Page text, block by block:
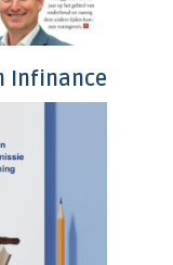
Infinance